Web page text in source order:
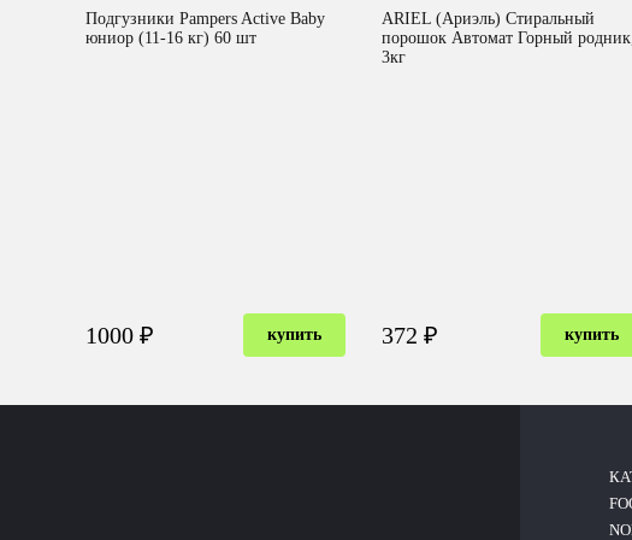
Подгузники Pampers Active Baby
юниор (11-16 кг) 60 шт
1000 ₽ купить
ARIEL (Ариэль) Стиральный
порошок Автомат Горный родник,
3кг
372 ₽ купить